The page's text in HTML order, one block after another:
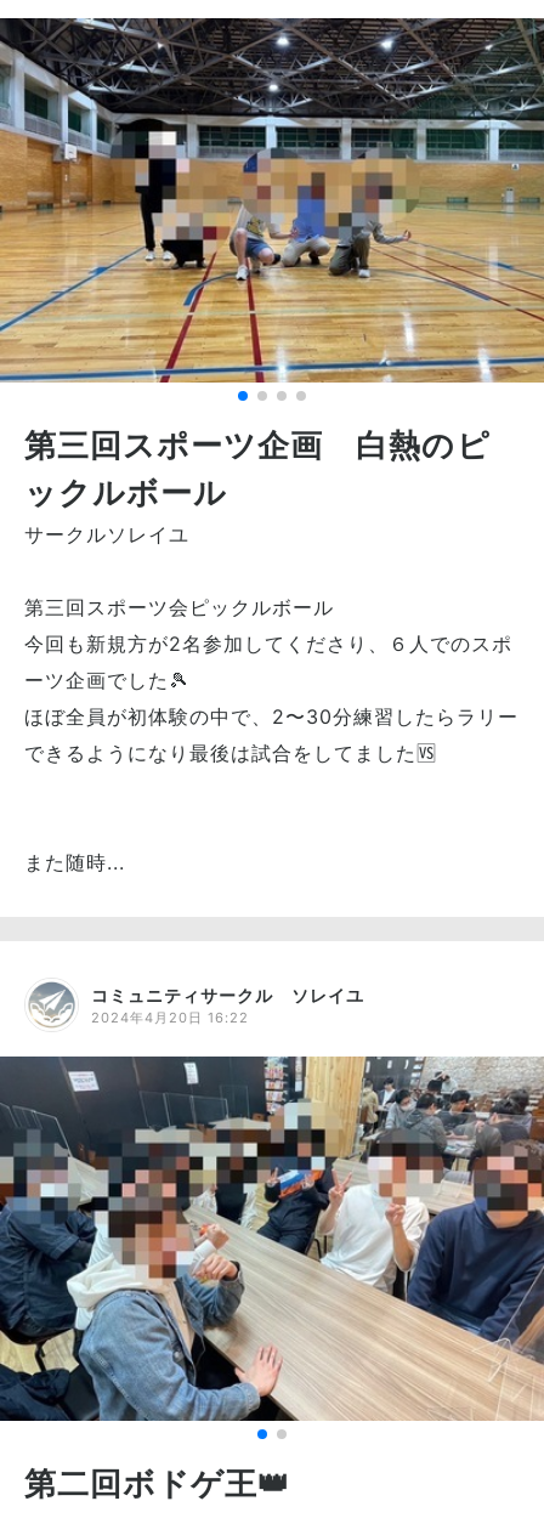
第三回スポーツ企画 白熱のピ
ックルボール
サークルソレイユ
第三回スポーツ会ピックルボール
今回も新規方が2名参加してくださり、６人でのスポ
ーツ企画でした🎾
ほぼ全員が初体験の中で、2〜30分練習したらラリー
できるようになり最後は試合をしてました🆚
また随時...
コミュニティサークル ソレイユ
2024年4月20日 16:22
第二回ボドゲ王👑